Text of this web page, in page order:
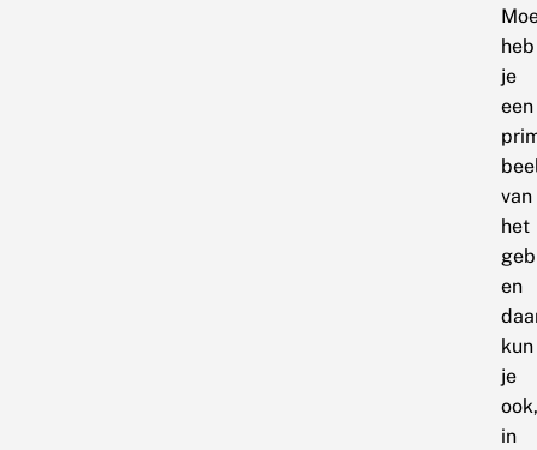
heb
je
een
van
het
en
kun
je
ook,
in